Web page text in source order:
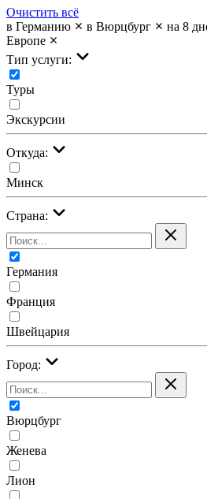
Очистить всё
в Германию
в Вюрцбург на 8
Европе
Тип услуги:
Туры
Экскурсии
Откуда:
Минск
Страна:
Германия
Франция
Швейцария
Город:
Вюрцбург
Женева
Лион